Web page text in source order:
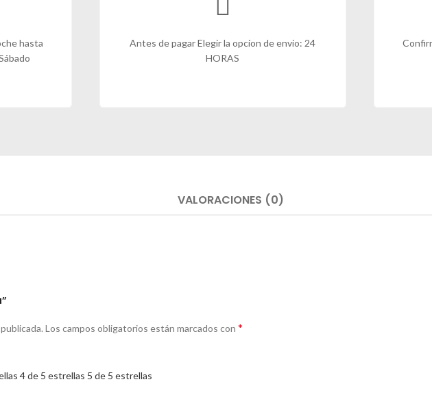
hasta
Antes de pagar Elegir la opcion de envio: 24
HORAS
VALORACIONES (0)
Los campos obligatorios están marcados con *
4 de 5 estrellas 5 de 5 estrellas